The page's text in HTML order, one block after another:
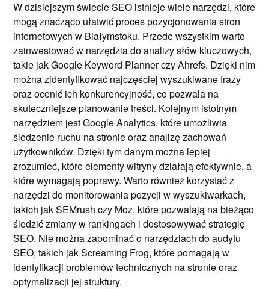
W dzisiejszym świecie SEO istnieje wiele narzędzi, które
mogą znacząco ułatwić proces pozycjonowania stron
internetowych w Białymstoku. Przede wszystkim warto
zainwestować w narzędzia do analizy słów kluczowych,
takie jak Google Keyword Planner czy Ahrefs. Dzięki nim
można zidentyfikować najczęściej wyszukiwane frazy
oraz ocenić ich konkurencyjność, co pozwala na
skuteczniejsze planowanie treści. Kolejnym istotnym
narzędziem jest Google Analytics, które umożliwia
śledzenie ruchu na stronie oraz analizę zachowań
użytkowników. Dzięki tym danym można lepiej
zrozumieć, które elementy witryny działają efektywnie, a
które wymagają poprawy. Warto również korzystać z
narzędzi do monitorowania pozycji w wyszukiwarkach,
takich jak SEMrush czy Moz, które pozwalają na bieżąco
śledzić zmiany w rankingach i dostosowywać strategię
SEO. Nie można zapominać o narzędziach do audytu
SEO, takich jak Screaming Frog, które pomagają w
identyfikacji problemów technicznych na stronie oraz
optymalizacji jej struktury.